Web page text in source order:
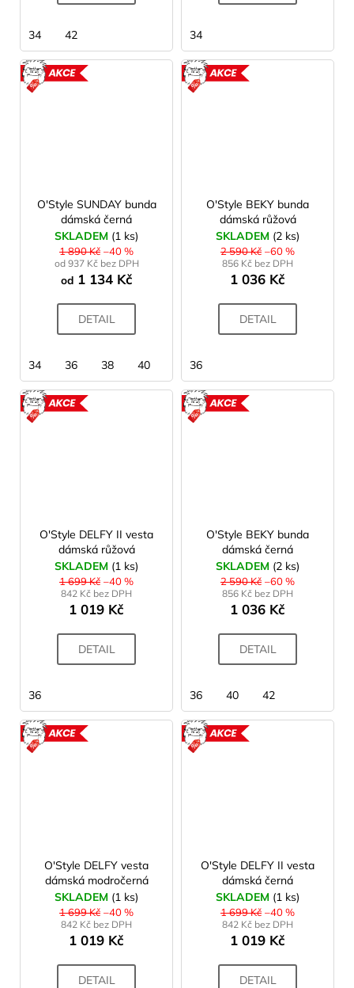
34 42 34
O'Style SUNDAY bunda
dámská černá
SKLADEM (1 ks)
1 890 Kč –40 %
od 937 Kč bez DPH
od1 134 Kč
DETAIL
34 36 38 40
O'Style BEKY bunda
dámská růžová
SKLADEM (2 ks)
2 590 Kč –60 %
856 Kč bez DPH
1 036 Kč
DETAIL
36
O'Style DELFY II vesta
dámská růžová
SKLADEM (1 ks)
1 699 Kč –40 %
842 Kč bez DPH
1 019 Kč
DETAIL
36
O'Style BEKY bunda
dámská černá
SKLADEM (2 ks)
2 590 Kč –60 %
856 Kč bez DPH
1 036 Kč
DETAIL
36 40 42
O'Style DELFY vesta
dámská modročerná
SKLADEM (1 ks)
1 699 Kč –40 %
842 Kč bez DPH
1 019 Kč
DETAIL
O'Style DELFY II vesta
dámská černá
SKLADEM (1 ks)
1 699 Kč –40 %
842 Kč bez DPH
1 019 Kč
DETAIL